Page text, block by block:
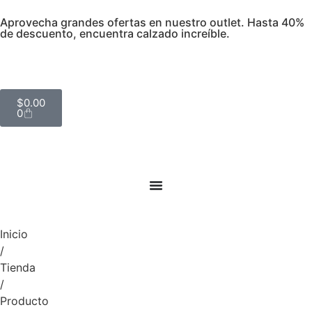
Aprovecha grandes ofertas en nuestro outlet. Hasta 40%
de descuento, encuentra calzado increíble.
$0.00
0
Inicio
/
Tienda
/
Producto